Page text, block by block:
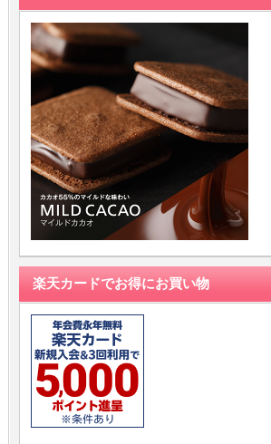
楽天カードでお得にお買い物